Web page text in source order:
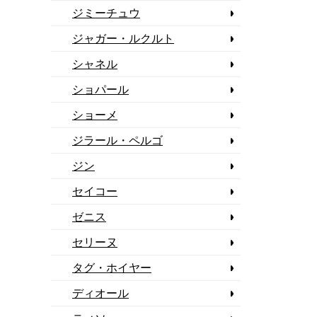
ジミーチュウ
ジャガー・ルクルト
シャネル
ショパール
ショーメ
ジラール・ペルゴ
ジン
セイコー
ゼニス
セリーヌ
タグ・ホイヤー
ディオール